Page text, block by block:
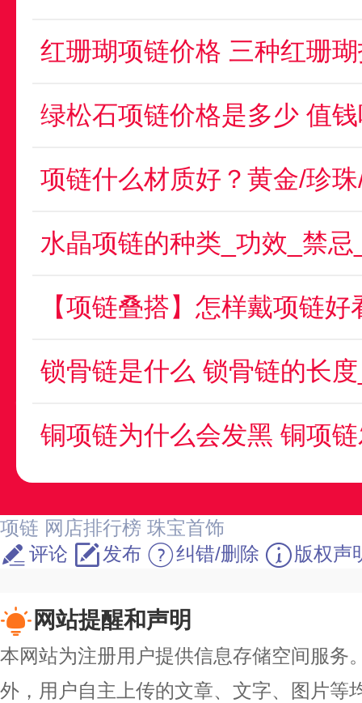
铜项链为什么会发黑 铜项
项链 网店排行榜 珠宝首饰
评论
发布 纠错/删除 版权声
网站提醒和声明
本网站为注册用户提供信息存储空间服务
外，用户自主上传的文章、文字、图片等